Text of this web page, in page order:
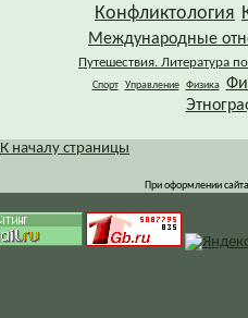
Конфликтология
Международные
Путешествия. Литература
Спорт Управление Физика
К началу страницы
При оформлении